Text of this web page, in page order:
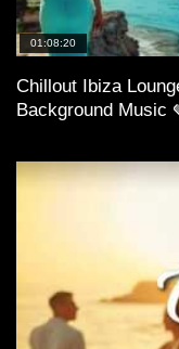
01:08:20
Chillout Ibiza
Background Music